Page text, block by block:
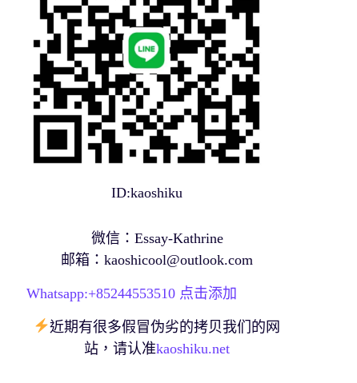
ID:kaoshiku
微信：Essay-Kathrine
邮箱： kaoshicool@outlook.com
Whatsapp:+85244553510 点击添加
近期有很多假冒伪劣的拷贝我们的网
站，请认准kaoshiku.net